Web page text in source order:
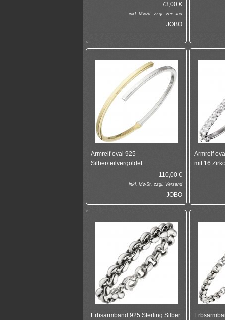
73,00 €
inkl. MwSt. zzgl. Versand
JOBO
Armreif oval 925
Silber/teilvergoldet
110,00 €
inkl. MwSt. zzgl. Versand
JOBO
Armreif
mit 16
Erbsarmband 925 Sterling Silber